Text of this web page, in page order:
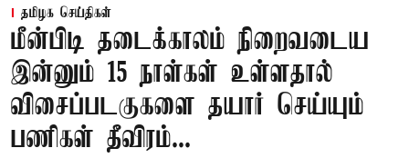
தமிழக செய்திகள்
மீன்பிடி தடைக்காலம் நிறைவடைய
இன்னும் 15 நாள்கள் உள்ளதால்
விசைப்படகுகளை தயார் செய்யும்
பணிகள் தீவிரம்...